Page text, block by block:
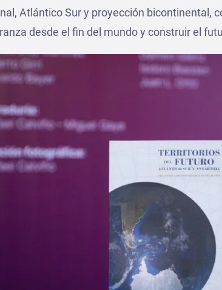
Atlántico Sur y proyección bicontinental,
desde el fin del mundo y construir el